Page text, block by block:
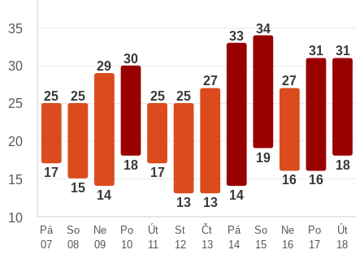
25
17
25
15
29
14
30
18
25
17
25
13
27
13
33
14
34
19
27
16
31
16
31
18
35
30
25
20
15
10
Pá
07
So
08
Ne
09
Po
10
Út
11
St
12
Čt
13
Pá
14
So
15
Ne
16
Po
17
Út
18